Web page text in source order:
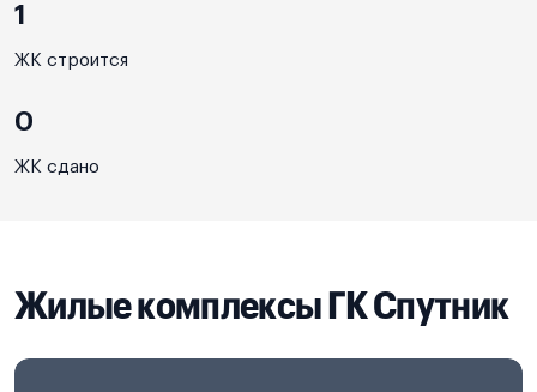
1
ЖК строится
0
ЖК сдано
Жилые комплексы ГК Спутник